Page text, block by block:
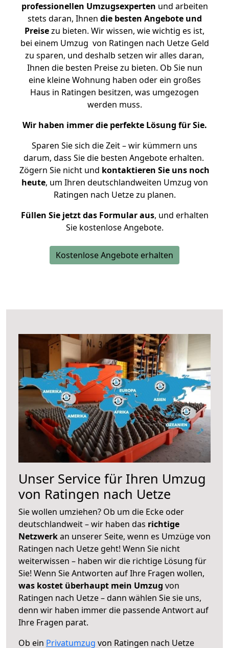
professionellen Umzugsexperten und arbeiten
stets daran, Ihnen die besten Angebote und
Preisezu bieten. Wir wissen, wie wichtig es ist,
bei einem Umzug von Ratingen nach Uetze Geld
zu sparen, und deshalb setzen wir alles daran,
Ihnen die besten Preise zu bieten. Ob Sie nun
eine kleine Wohnung haben oder ein großes
Haus in Ratingen besitzen, was umgezogen
werden muss.
Wir haben immer die perfekte Lösung für Sie.
Sparen Sie sich die Zeit – wir kümmern uns
darum, dass Sie die besten Angebote erhalten.
Zögern Sie nicht und kontaktieren Sie uns noch
heute, um Ihren deutschlandweiten Umzug von
Ratingen nach Uetze zu planen.
Füllen Sie jetzt das Formular aus, und erhalten
Sie kostenlose Angebote.
Kostenlose Angebote erhalten
Unser Service für Ihren Umzug
von Ratingen nach Uetze
Sie wollen umziehen? Ob um die Ecke oder
deutschlandweit – wir haben das richtige
Netzwerkan unserer Seite, wenn es Umzüge von
Ratingen nach Uetze geht! Wenn Sie nicht
weiterwissen – haben wir die richtige Lösung für
Sie! Wenn Sie Antworten auf Ihre Fragen wollen,
was kostet überhaupt mein Umzug von
Ratingen nach Uetze – dann wählen Sie sie uns,
denn wir haben immer die passende Antwort auf
Ihre Fragen parat.
Ob ein Privatumzug von Ratingen nach Uetze